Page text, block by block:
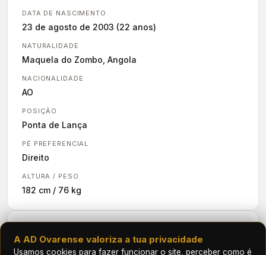
DATA DE NASCIMENTO
23 de agosto de 2003 (22 anos)
NATURALIDADE
Maquela do Zombo, Angola
NACIONALIDADE
AO
POSIÇÃO
Ponta de Lança
PÉ PREFERENCIAL
Direito
ALTURA / PESO
182 cm / 76 kg
A AD Ovarense valoriza a tua privacidade
Usamos cookies para fazer funcionar o site, perceber como é